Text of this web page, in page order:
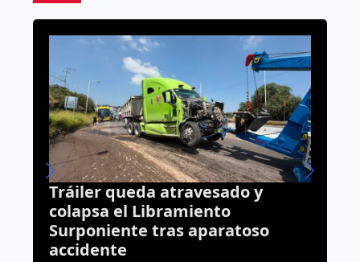
Tráiler queda atravesado y
colapsa el Libramiento
Surponiente tras aparatoso
accidente